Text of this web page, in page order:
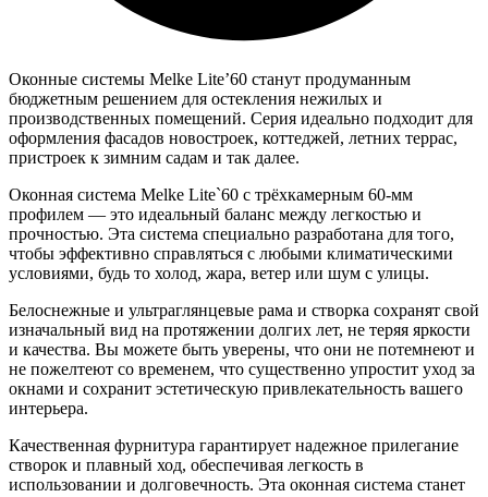
Оконные системы Melke Lite’60 станут продуманным
бюджетным решением для остекления нежилых и
производственных помещений. Серия идеально подходит для
оформления фасадов новостроек, коттеджей, летних террас,
пристроек к зимним садам и так далее.
Оконная система Melke Lite`60 с трёхкамерным 60-мм
профилем — это идеальный баланс между легкостью и
прочностью. Эта система специально разработана для того,
чтобы эффективно справляться с любыми климатическими
условиями, будь то холод, жара, ветер или шум с улицы.
Белоснежные и ультраглянцевые рама и створка сохранят свой
изначальный вид на протяжении долгих лет, не теряя яркости
и качества. Вы можете быть уверены, что они не потемнеют и
не пожелтеют со временем, что существенно упростит уход за
окнами и сохранит эстетическую привлекательность вашего
интерьера.
Качественная фурнитура гарантирует надежное прилегание
створок и плавный ход, обеспечивая легкость в
использовании и долговечность. Эта оконная система станет